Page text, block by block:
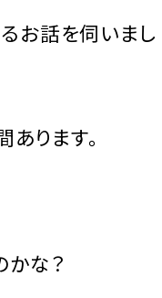
お話を伺いまし
ります。
な？